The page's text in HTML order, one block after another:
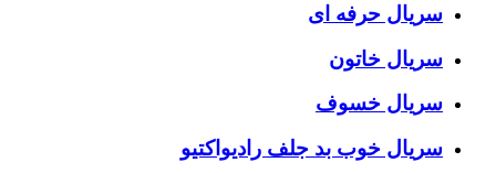
سریال حرفه ای
سریال خاتون
سریال خسوف
سریال خوب بد جلف رادیواکتیو